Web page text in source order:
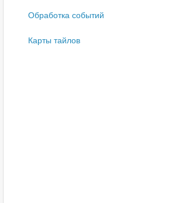
Обработка событий
Карты тайлов